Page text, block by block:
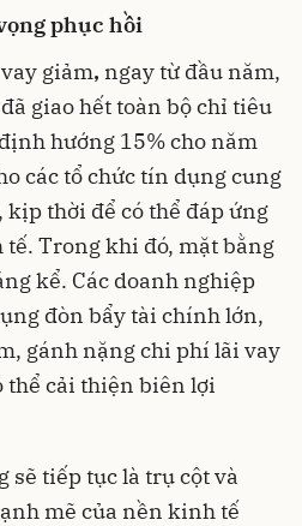
phục hồi
giảm, ngay từ đầu năm,
giao hết toàn bộ chỉ tiêu
hướng 15% cho năm
các tổ chức tín dụng cung
kịp thời để có thể đáp ứng
Trong khi đó, mặt bằng
kể. Các doanh nghiệp
đòn bẩy tài chính lớn,
gánh nặng chi phí lãi vay
thể cải thiện biên lợi
sẽ tiếp tục là trụ cột và
mẽ của nền kinh tế